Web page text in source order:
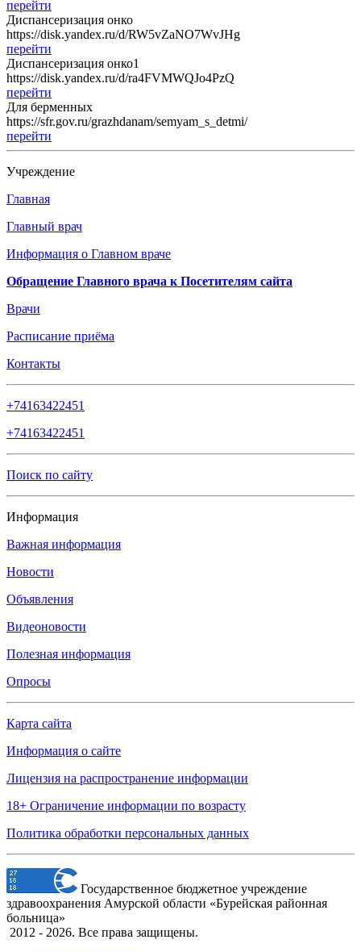
перейти
Диспансеризация онко
https://disk.yandex.ru/d/RW5vZaNO7WvJHg
перейти
Диспансеризация онко1
https://disk.yandex.ru/d/ra4FVMWQJo4PzQ
перейти
Для берменных
https://sfr.gov.ru/grazhdanam/semyam_s_detmi/
перейти
Учреждение
Главная
Главный врач
Информация о Главном враче
Обращение Главного врача к Посетителям сайта
Врачи
Расписание приёма
Контакты
+74163422451
+74163422451
Поиск по сайту
Информация
Важная информация
Новости
Объявления
Видеоновости
Полезная информация
Опросы
Карта сайта
Информация о сайте
Лицензия на распространение информации
18+ Ограничение информации по возрасту
Политика обработки персональных данных
Государственное бюджетное учреждение
здравоохранения Амурской области «Бурейская районная
больница»
2012 - 2026. Все права защищены.